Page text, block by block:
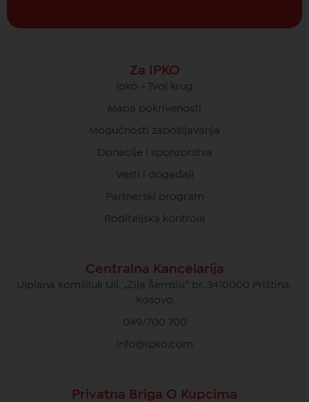
Za IPKO
Ipko - Tvoj krug
Mapa pokrivenosti
Mogućnosti zapošljavanja
Donacije i sponzorstva
Vesti i događaji
Partnerski program
Roditeljska kontrola
Centralna Kancelarija
Ulpiana komšiluk Uli. „Zija Šemsiu“ br. 3410000 Priština,
Kosovo
049/700 700
info@ipko.com
Privatna Briga O Kupcima